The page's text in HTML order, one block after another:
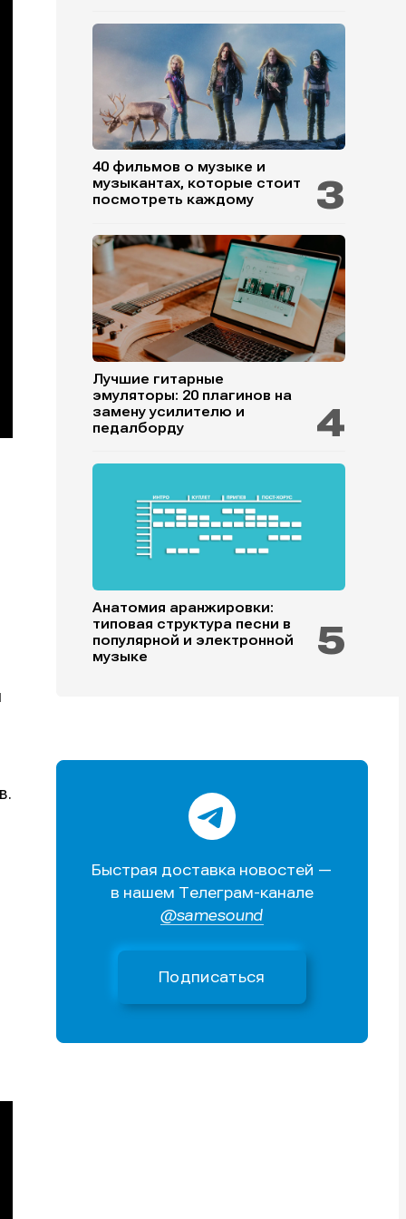
40 фильмов о музыке и
музыкантах, которые стоит
посмотреть каждому
Лучшие гитарные
эмуляторы: 20 плагинов на
замену усилителю и
педалборду
Анатомия аранжировки:
типовая структура песни в
популярной и электронной
музыке
Быстрая доставка новостей —
в нашем Телеграм-канале
@samesound
Подписаться